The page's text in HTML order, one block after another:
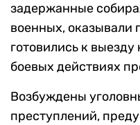
задержанные
военных, оказывали
готовились к
боевых действиях
Возбуждены
преступлений,